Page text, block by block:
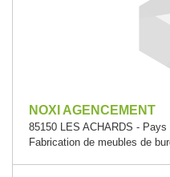
NOXI AGENCEMENT
85150 LES ACHARDS - Pays
Fabrication de meubles de